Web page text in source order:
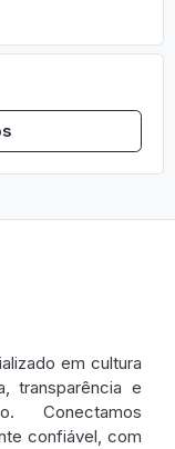
em cultura
transparência e
Conectamos
confiável, com